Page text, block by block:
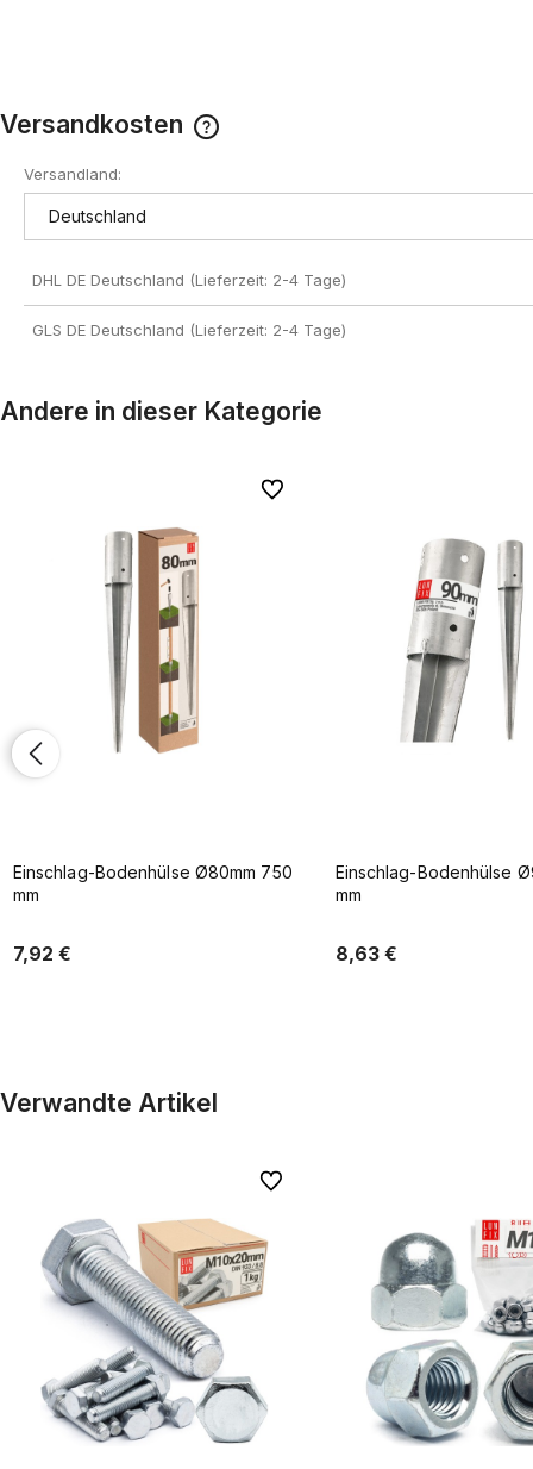
Versandkosten
Versandland:
DHL DE Deutschland (Lieferzeit: 2-4 Tage)
GLS DE Deutschland (Lieferzeit: 2-4 Tage)
Andere in dieser Kategorie
Einschlag-Bodenhülse Ø80mm 750
mm
7,92 €
Zu Favoriten
Zu Favoriten
Einschlag-Bodenhülse
mm
8,63 €
Verwandte Artikel
Zu Favoriten